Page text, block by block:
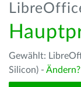
Gewählt:
Silicon) - Ändern?